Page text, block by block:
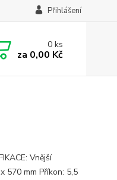
Přihlášení
0ks
za 0,00 Kč
Vnější
570 mm Příkon: 5,5